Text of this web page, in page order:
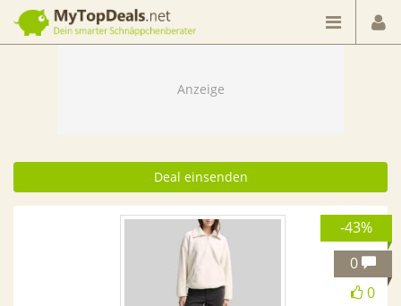
Dein smarter Schnäppchenberater
Deal einsenden
-43%
0
0